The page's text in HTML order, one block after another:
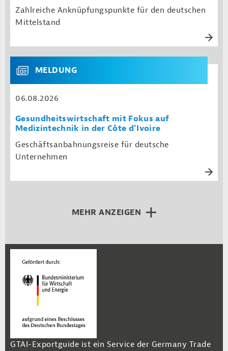
Zahlreiche Anknüpfungspunkte für den deutschen
Mittelstand
MELDUNG
06.08.2026
Gesundheitswirtschaft mit Fokus auf
Medizintechnik in der Côte d'Ivoire
Geschäftsanbahnungsreise für deutsche
Unternehmen
MEHR ANZEIGEN
GTAI-Exportguide ist ein Service der Germany Trade